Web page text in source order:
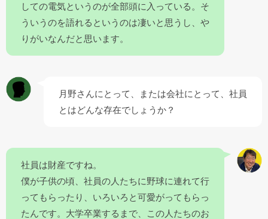
しての電気というのが全部頭に入っている。そ
ういうのを語れるというのは凄いと思うし、や
りがいなんだと思います。
月野さんにとって、または会社にとって、社員
とはどんな存在でしょうか？
社員は財産ですね。
僕が子供の頃、社員の人たちに野球に連れて行
ってもらったり、いろいろと可愛がってもらっ
たんです。大学卒業するまで、この人たちのお